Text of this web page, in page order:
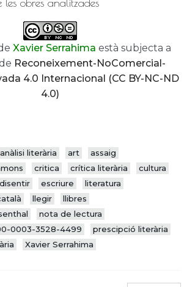
Xavier Serrahima està subjecta a
Reconeixement-NoComercial-
4.0 Internacional (CC BY-NC-ND
4.0)
anàlisi literària art
assaig
critica crítica literària
cultura
escriure
literatura
llegir
llibres
nota de lectura
0003-3528-4499
prescipció literària
Xavier Serrahima